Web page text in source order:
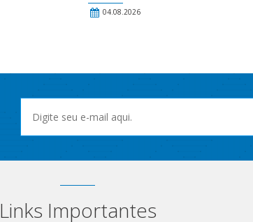
04.08.2026
Links Importantes